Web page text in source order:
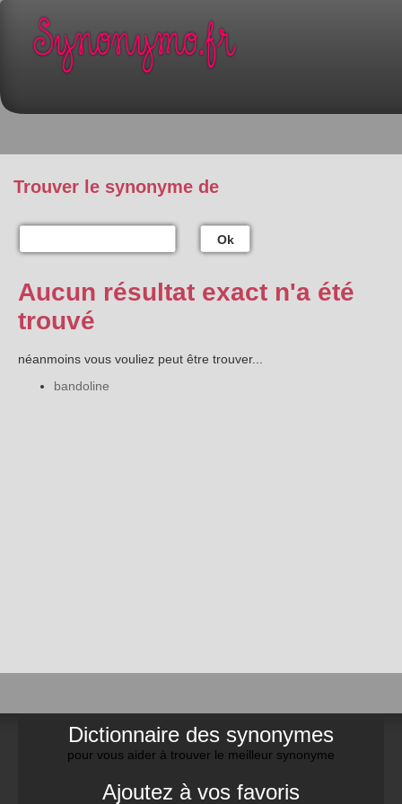
Trouver le synonyme de
Ok
Aucun résultat exact n'a été
trouvé
néanmoins vous vouliez peut être trouver...
bandoline
Dictionnaire des synonymes
pour vous aider à trouver le meilleur synonyme
Ajoutez à vos favoris